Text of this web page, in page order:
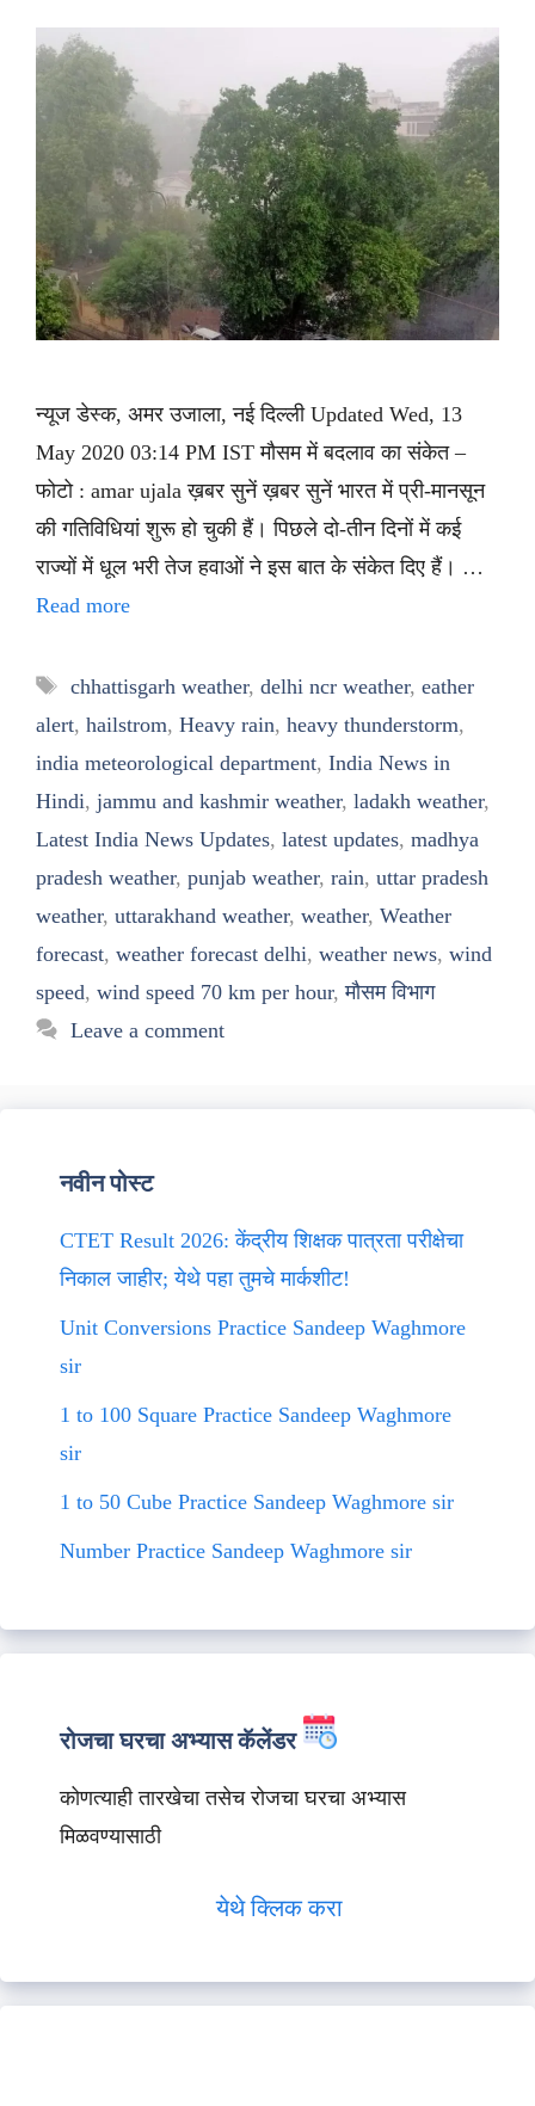
न्यूज डेस्क, अमर उजाला, नई दिल्ली Updated Wed, 13
May 2020 03:14 PM IST मौसम में बदलाव का संकेत –
फोटो : amar ujala ख़बर सुनें ख़बर सुनें भारत में प्री-मानसून
की गतिविधियां शुरू हो चुकी हैं। पिछले दो-तीन दिनों में कई
राज्यों में धूल भरी तेज हवाओं ने इस बात के संकेत दिए हैं। …
Read more
Tags
chhattisgarh weather, delhi ncr weather, eather
alert, hailstrom, Heavy rain, heavy thunderstorm,
india meteorological department, India News in
Hindi, jammu and kashmir weather, ladakh weather,
Latest India News Updates, latest updates, madhya
pradesh weather, punjab weather, rain, uttar pradesh
weather, uttarakhand weather, weather, Weather
forecast, weather forecast delhi, weather news, wind
speed, wind speed 70 km per hour,मौसम विभाग
Leave a comment
नवीन पोस्ट
CTET Result 2026: केंद्रीय शिक्षक पात्रता परीक्षेचा
निकाल जाहीर; येथे पहा तुमचे मार्कशीट!
Unit Conversions Practice Sandeep Waghmore
sir
1 to 100 Square Practice Sandeep Waghmore
sir
1 to 50 Cube Practice Sandeep Waghmore sir
Number Practice Sandeep Waghmore sir
रोजचा घरचा अभ्यास कॅलेंडर
कोणत्याही तारखेचा तसेच रोजचा घरचा अभ्यास
मिळवण्यासाठी
येथे क्लिक करा